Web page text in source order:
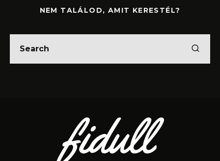
NEM TALÁLOD, AMIT KERESTÉL?